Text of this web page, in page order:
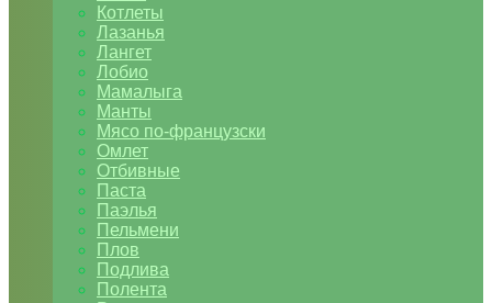
Котлеты
Лазанья
Лангет
Лобио
Мамалыга
Манты
Мясо по-французски
Омлет
Отбивные
Паста
Паэлья
Пельмени
Плов
Подлива
Полента